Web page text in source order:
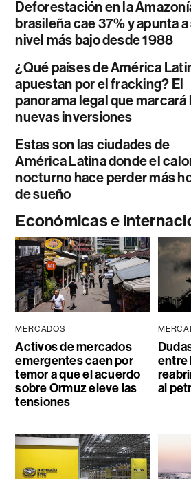
Deforestación en la
brasileña cae 37% y apunta a
nivel más bajo desde 1988
¿Qué países de América
apuestan por el fracking? El
panorama legal que marcará
nuevas inversiones
Estas son las ciudades de
América Latina donde el
nocturno hace perder más
de sueño
Económicas e
MERCADOS
Activos de mercados
emergentes caen por
temor a que el acuerdo
sobre Ormuz eleve las
tensiones
entre
al